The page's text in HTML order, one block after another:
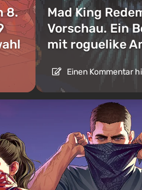
8.
Mad King
Vorschau. Ein
mit roguelike
Einen Kommentar